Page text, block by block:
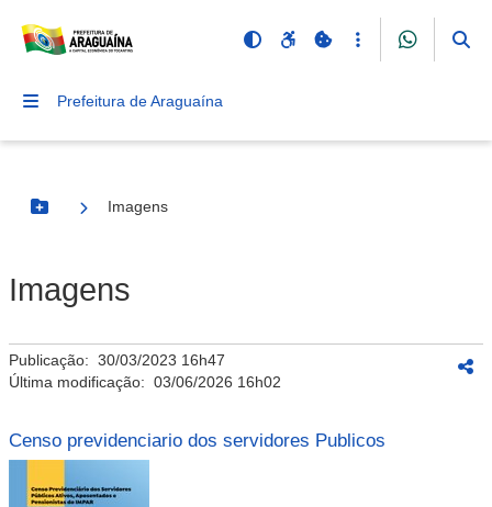
Prefeitura de Araguaína
Botão Menu
Imagens
Imagens
Publicação: 30/03/2023 16h47
Última modificação: 03/06/2026 16h02
Censo previdenciario dos servidores Publicos